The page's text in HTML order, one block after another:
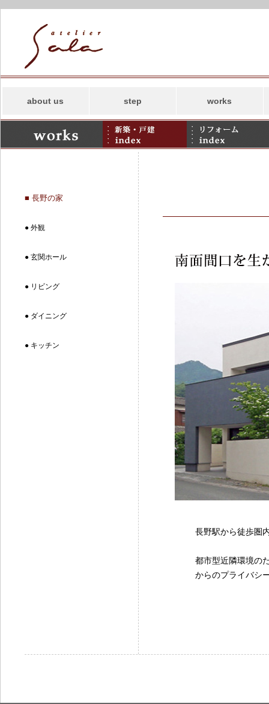
about us
コンセプト
事務所案内
アトリエサラの
SDGs
step works
新築
リフォーム
併用住宅・その他
■ 長野の家
● 外観
● 玄関ホール
● リビング
● ダイニング
● キッチン
長野駅から徒歩圏
都市型近隣環境の
からのプライバシ